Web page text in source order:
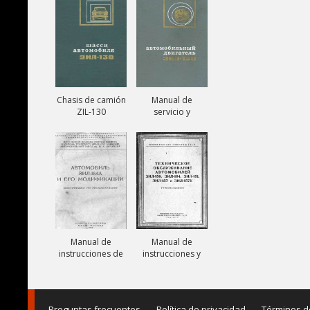
131V
Chasis de camión
ZIL-130
Manual de
servicio y
motor ZIL-130
Manual de
instrucciones de
Manual de
instrucciones y
150, ZIL-151, ZIL-